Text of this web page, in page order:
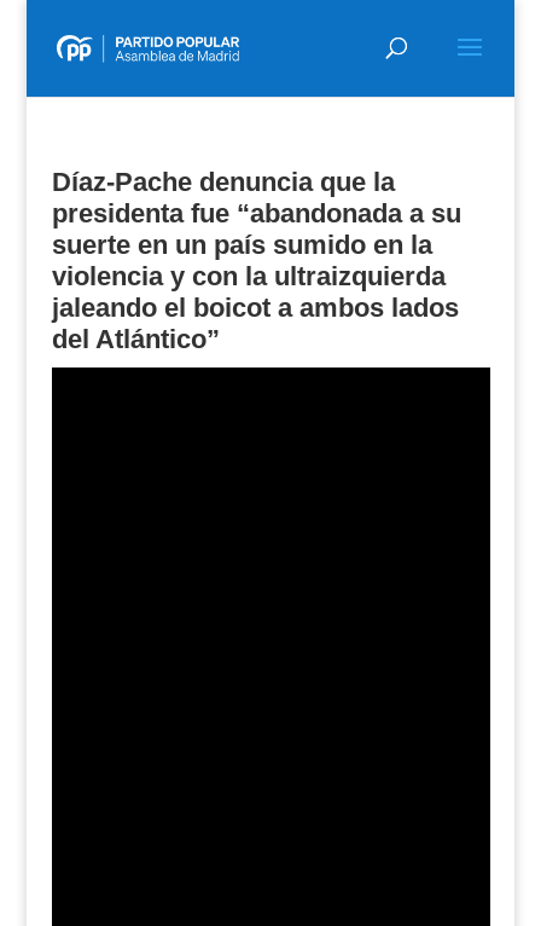
Díaz-Pache denuncia que la
presidenta fue “abandonada a su
suerte en un país sumido en la
violencia y con la ultraizquierda
jaleando el boicot a ambos lados
del Atlántico”